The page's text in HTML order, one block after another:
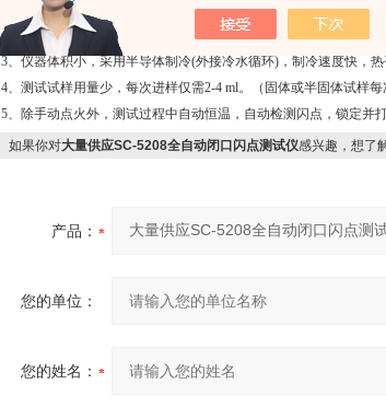
1、设计制造符合GB/T 5208《闪点的测定 快速平衡闭杯法》要求。
2、采用智能温控仪表控制，PID控制的温度加热系统，温度测试可
3、仪器体积小，采用半导体制冷(外接冷水循环)，制冷速度快，热
4、测试试样用量少，每次进样仅需2-4 ml。（固体或半固体试样每
5、除手动点火外，测试过程中自动恒温，自动检测闪点，锁定并打
如果你对大量供应SC-5208全自动闭口闪点测试仪感兴趣，想了
产品：
您的单位：
您的姓名：